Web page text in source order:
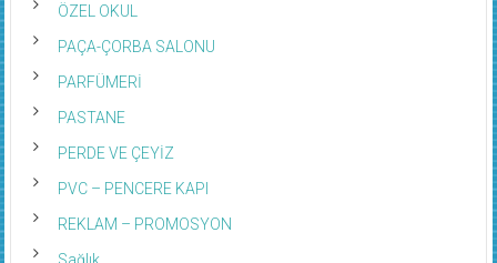
ÖZEL OKUL
PAÇA-ÇORBA SALONU
PARFÜMERİ
PASTANE
PERDE VE ÇEYİZ
PVC – PENCERE KAPI
REKLAM – PROMOSYON
Sağlık